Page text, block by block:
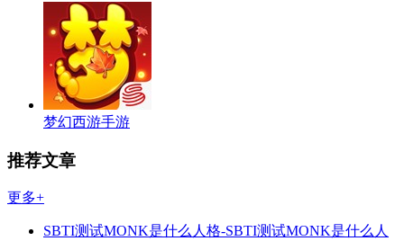
梦幻西游手游
推荐文章
更多+
SBTI测试MONK是什么人格-SBTI测试MONK是什么人